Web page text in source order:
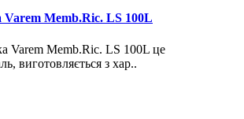
Memb.Ric. LS 100L
Varem Memb.Ric. LS 100L це
виготовляється з хар..